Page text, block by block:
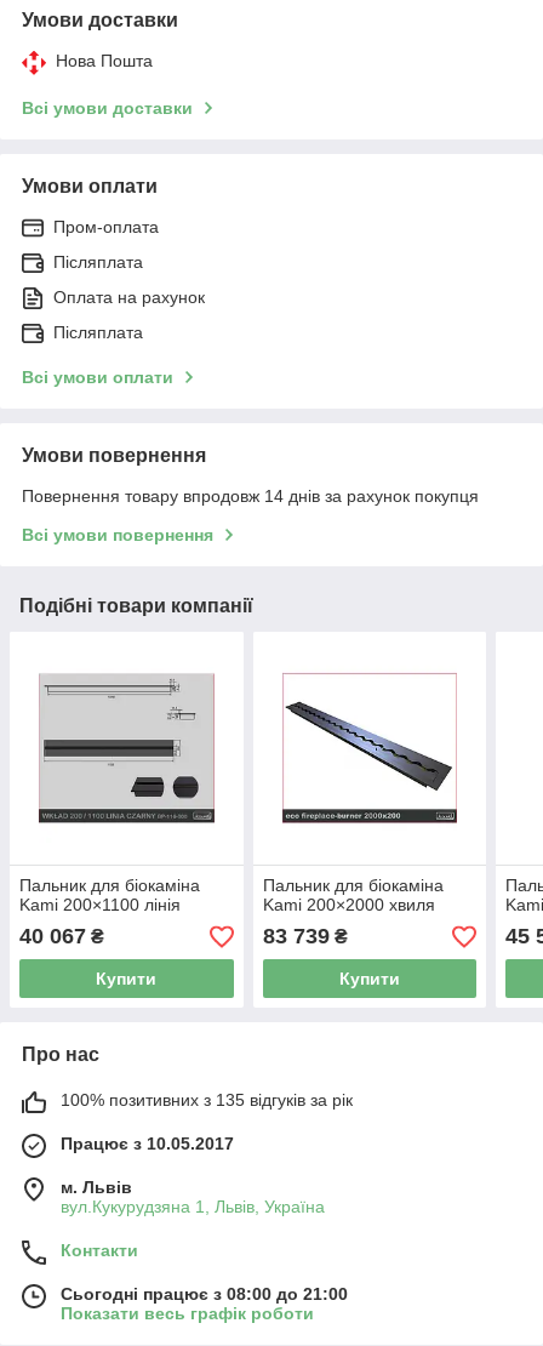
Умови доставки
Нова Пошта
Всі умови доставки
Умови оплати
Пром-оплата
Післяплата
Оплата на рахунок
Післяплата
Всі умови оплати
Умови повернення
Повернення товару впродовж 14 днів за рахунок покупця
Всі умови повернення
Подібні товари компанії
Пальник для біокаміна
Kami 200×1100 лінія
40 067 ₴
Купити
Пальник для біокаміна
Kami 200×2000 хвиля
83 739₴
Купити
45
Про нас
100% позитивних з 135 відгуків за рік
Працює з 10.05.2017
м. Львів
вул.Кукурудзяна 1, Львів, Україна
Контакти
Сьогодні працює з 08:00 до 21:00
Показати весь графік роботи